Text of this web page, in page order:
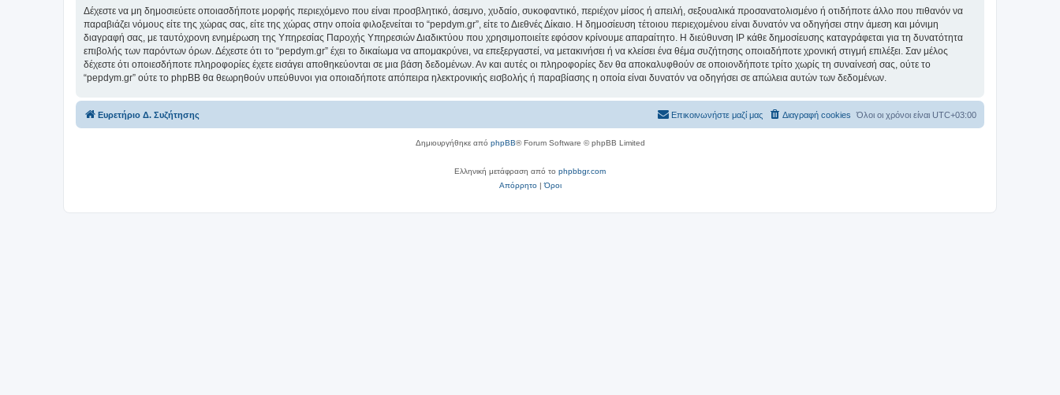
Δέχεστε να μη δημοσιεύετε οποιασδήποτε μορφής περιεχόμενο που είναι προσβλητικό, άσεμνο, χυδαίο, συκοφαντικό, περιέχον μίσος ή απειλή, σεξουαλικά προσανατολισμένο ή οτιδήποτε άλλο που πιθανόν να
παραβιάζει νόμους είτε της χώρας σας, είτε της χώρας στην οποία φιλοξενείται το “pepdym.gr”, είτε το Διεθνές Δίκαιο. Η δημοσίευση τέτοιου περιεχομένου είναι δυνατόν να οδηγήσει στην άμεση και μόνιμη
διαγραφή σας, με ταυτόχρονη ενημέρωση της Υπηρεσίας Παροχής Υπηρεσιών Διαδικτύου που χρησιμοποιείτε εφόσον κρίνουμε απαραίτητο. Η διεύθυνση IP κάθε δημοσίευσης καταγράφεται για τη δυνατότητα
επιβολής των παρόντων όρων. Δέχεστε ότι το “pepdym.gr” έχει το δικαίωμα να απομακρύνει, να επεξεργαστεί, να μετακινήσει ή να κλείσει ένα θέμα συζήτησης οποιαδήποτε χρονική στιγμή επιλέξει. Σαν μέλος
δέχεστε ότι οποιεσδήποτε πληροφορίες έχετε εισάγει αποθηκεύονται σε μια βάση δεδομένων. Αν και αυτές οι πληροφορίες δεν θα αποκαλυφθούν σε οποιονδήποτε τρίτο χωρίς τη συναίνεσή σας, ούτε το
“pepdym.gr” ούτε το phpBB θα θεωρηθούν υπεύθυνοι για οποιαδήποτε απόπειρα ηλεκτρονικής εισβολής ή παραβίασης η οποία είναι δυνατόν να οδηγήσει σε απώλεια αυτών των δεδομένων.
Ευρετήριο Δ. Συζήτησης Όλοι οι χρόνοι είναι UTC+03:00
Διαγραφή cookies
Επικοινωνήστε μαζί μας
Δημιουργήθηκε από phpBB® Forum Software © phpBB Limited
Ελληνική μετάφραση από το phpbbgr.com
Απόρρητο|Όροι